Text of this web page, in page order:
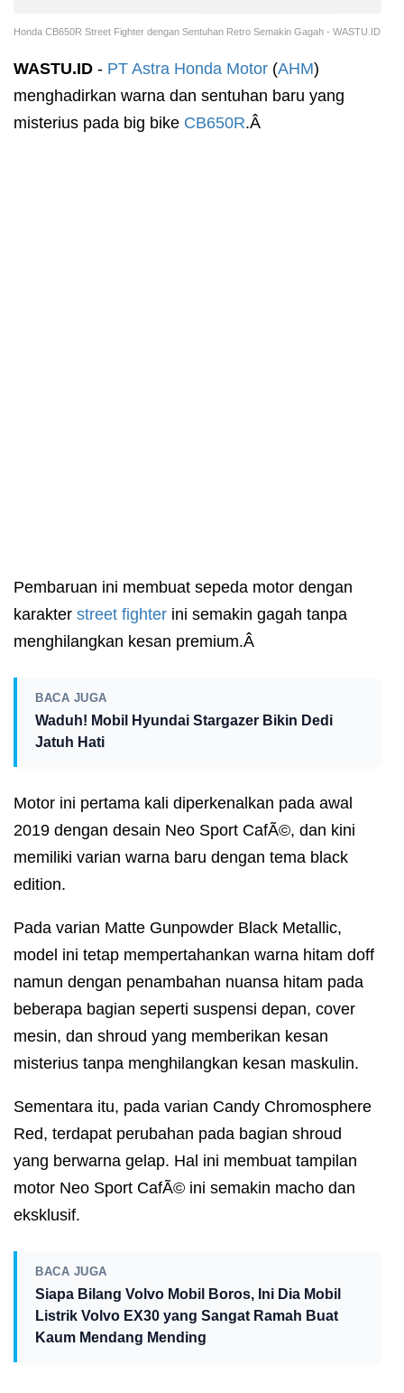
Honda CB650R Street Fighter dengan Sentuhan Retro Semakin Gagah - WASTU.ID
WASTU.ID - PT Astra Honda Motor (AHM)
menghadirkan warna dan sentuhan baru yang
misterius pada big bike CB650R.Â
Pembaruan ini membuat sepeda motor dengan
karakter street fighter ini semakin gagah tanpa
menghilangkan kesan premium.Â
BACA JUGA
Waduh! Mobil Hyundai Stargazer Bikin Dedi
Jatuh Hati
Motor ini pertama kali diperkenalkan pada awal
2019 dengan desain Neo Sport CafÃ©, dan kini
memiliki varian warna baru dengan tema black
edition.
Pada varian Matte Gunpowder Black Metallic,
model ini tetap mempertahankan warna hitam doff
namun dengan penambahan nuansa hitam pada
beberapa bagian seperti suspensi depan, cover
mesin, dan shroud yang memberikan kesan
misterius tanpa menghilangkan kesan maskulin.
Sementara itu, pada varian Candy Chromosphere
Red, terdapat perubahan pada bagian shroud
yang berwarna gelap. Hal ini membuat tampilan
motor Neo Sport CafÃ© ini semakin macho dan
eksklusif.
BACA JUGA
Siapa Bilang Volvo Mobil Boros, Ini Dia Mobil
Listrik Volvo EX30 yang Sangat Ramah Buat
Kaum Mendang Mending